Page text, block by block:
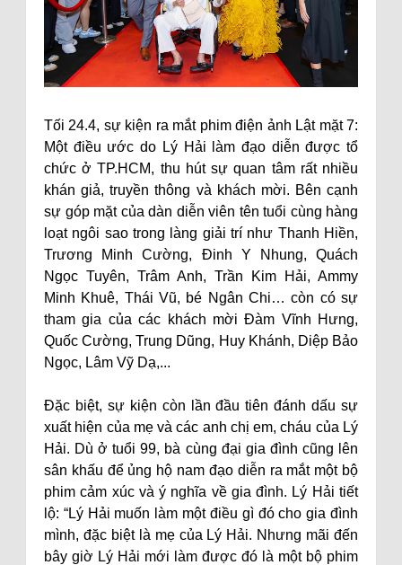
Tối 24.4, sự kiện ra mắt phim điện ảnh Lật mặt 7:
Một điều ước do Lý Hải làm đạo diễn được tổ
chức ở TP.HCM, thu hút sự quan tâm rất nhiều
khán giả, truyền thông và khách mời. Bên cạnh
sự góp mặt của dàn diễn viên tên tuổi cùng hàng
loạt ngôi sao trong làng giải trí như Thanh Hiền,
Trương Minh Cường, Đinh Y Nhung, Quách
Ngọc Tuyên, Trâm Anh, Trần Kim Hải, Ammy
Minh Khuê, Thái Vũ, bé Ngân Chi… còn có sự
tham gia của các khách mời Đàm Vĩnh Hưng,
Quốc Cường, Trung Dũng, Huy Khánh, Diệp Bảo
Ngọc, Lâm Vỹ Dạ,...
Đặc biệt, sự kiện còn lần đầu tiên đánh dấu sự
xuất hiện của mẹ và các anh chị em, cháu của Lý
Hải. Dù ở tuổi 99, bà cùng đại gia đình cũng lên
sân khấu để ủng hộ nam đạo diễn ra mắt một bộ
phim cảm xúc và ý nghĩa về gia đình. Lý Hải tiết
lộ: “Lý Hải muốn làm một điều gì đó cho gia đình
mình, đặc biệt là mẹ của Lý Hải. Nhưng mãi đến
bây giờ Lý Hải mới làm được đó là một bộ phim